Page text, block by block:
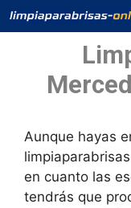
Saltar
al
Aunque hayas
en cuanto las
tendrás que